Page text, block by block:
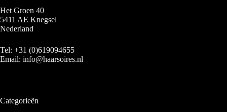
Het Groen 40
5411 AE Knegsel
Nederland
Tel: +31 (0)619094655
Email: info@haarsoires.nl
Categorieën